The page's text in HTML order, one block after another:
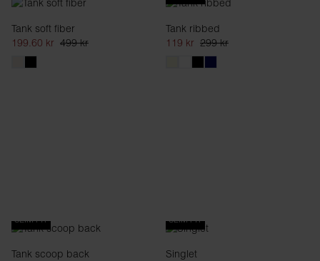
Tank soft fiber
199.60 kr 499 kr
Tank ribbed
119 kr 299 kr
SLIM FIT
Tank scoop back
SLIM FIT
Singlet